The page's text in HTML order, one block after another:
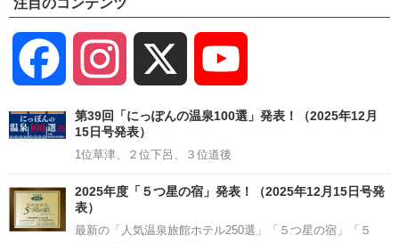
注目のコンテンツ
Facebook Instagram
Channel
第39回「にっぽんの温泉100選」発表！（2025年12月
15日号発表）
1位草津、２位下呂、３位道後
2025年度「５つ星の宿」発表！（2025年12月15日号発
表）
最新の「人気温泉旅館ホテル250選」「５つ星の宿」「５